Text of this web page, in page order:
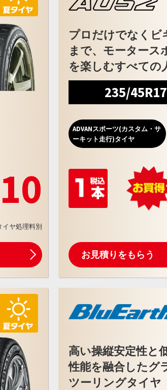
ヤ処理料別
プロだけでなくビ
まで、モータース
を楽しむすべての
235/45R17
ADVANスポーツ(カスタム・サ
ーキット走行)タイヤ
お見積りをもらう
高い操縦安定性と
性能を融合したグ
ツーリングタイヤ